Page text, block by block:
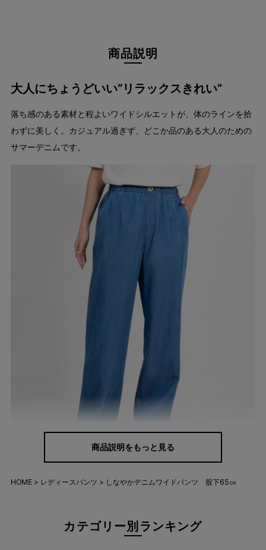
商品説明
大人にちょうどいい“リラックスきれい”
落ち感のある素材と程よいワイドシルエットが、体のラインを拾
わずに美しく。カジュアル過ぎず、どこか品のある大人のための
サマーデニムです。
ふわりと風をはらむ軽やかさと、なめらかな肌ざわり。気負わず
商品説明をもっと見る
HOME レディースパンツ しなやかデニムワイドパンツ 股下65㎝
カテゴリー別ランキング